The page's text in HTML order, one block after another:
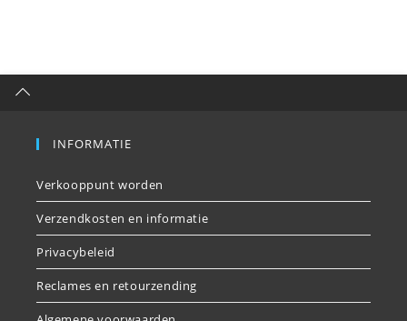
INFORMATIE
Verkooppunt worden
Verzendkosten en informatie
Privacybeleid
Reclames en retourzending